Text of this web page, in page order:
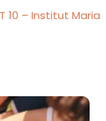
10 – Institut Maria